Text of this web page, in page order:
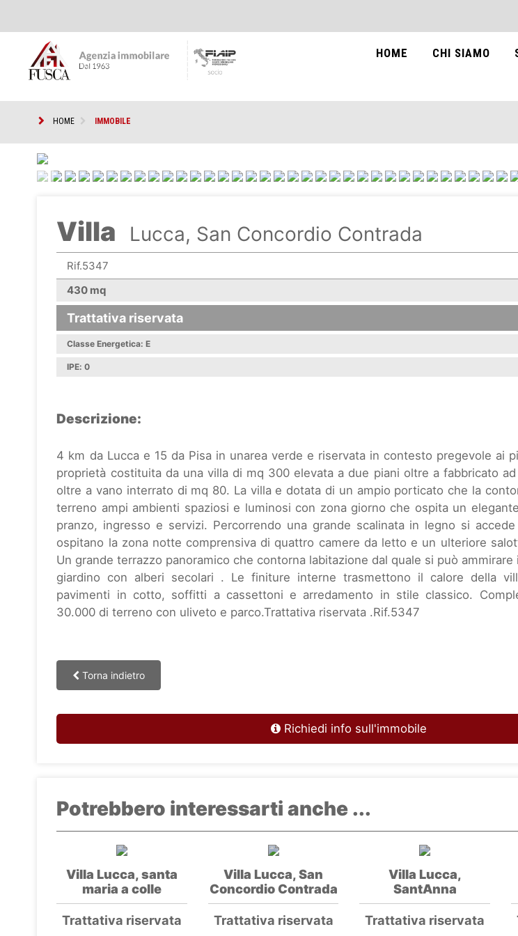
HOME CHI SIAMO
HOME IMMOBILE
Villa Lucca, San Concordio Contrada
Rif.5347
430 mq
Trattativa riservata
Classe Energetica: E
IPE: 0
Descrizione:
4 km da Lucca e 15 da Pisa in unarea verde e riservata in contesto pregevole ai
proprietà costituita da una villa di mq 300 elevata a due piani oltre a fabbricato
oltre a vano interrato di mq 80. La villa e dotata di un ampio porticato che la
terreno ampi ambienti spaziosi e luminosi con zona giorno che ospita un
pranzo, ingresso e servizi. Percorrendo una grande scalinata in legno si
ospitano la zona notte comprensiva di quattro camere da letto e un ulteriore
Un grande terrazzo panoramico che contorna labitazione dal quale si può
giardino con alberi secolari . Le finiture interne trasmettono il calore della
pavimenti in cotto, soffitti a cassettoni e arredamento in stile classico.
30.000 di terreno con uliveto e parco.Trattativa riservata .Rif.5347
Torna indietro
Richiedi info sull'immobile
Potrebbero interessarti anche ...
Villa Lucca, santa
maria a colle
Trattativa riservata
Villa Lucca, San
Concordio Contrada
Trattativa riservata
Villa Lucca,
SantAnna
Trattativa riservata